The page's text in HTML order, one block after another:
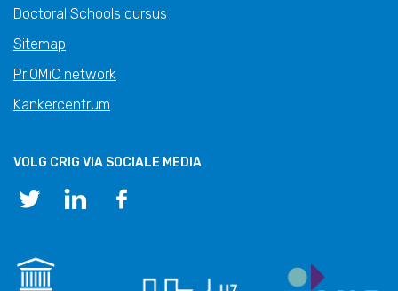
Doctoral Schools cursus
Sitemap
PrIOMiC network
Kankercentrum
VOLG CRIG VIA SOCIALE MEDIA